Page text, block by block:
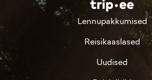
Lennupakkumised
Reisikaaslased
Uudised